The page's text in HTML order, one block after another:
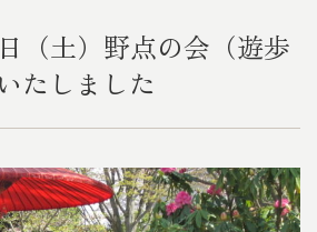
（土）野点の会（遊歩
たしました